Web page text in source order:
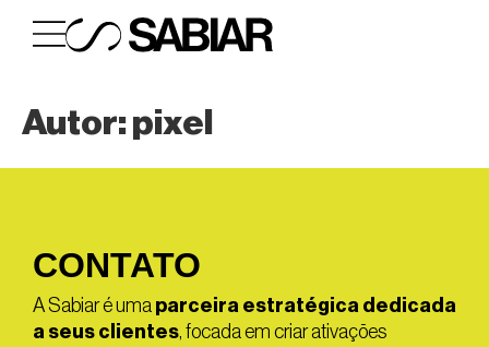
Autor:pixel
CONTATO
A Sabiar é uma parceira estratégica dedicada
a seus clientes, focada em criar ativações